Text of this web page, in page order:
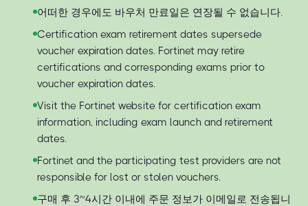
어떠한 경우에도 바우처 만료일은 연장될 수 없습니다.
Certification exam retirement dates supersede
voucher expiration dates. Fortinet may retire
certifications and corresponding exams prior to
voucher expiration dates.
Visit the Fortinet website for certification exam
information, including exam launch and retirement
dates.
Fortinet and the participating test providers are not
responsible for lost or stolen vouchers.
구매 후 3~4시간 이내에 주문 정보가 이메일로 전송됩니